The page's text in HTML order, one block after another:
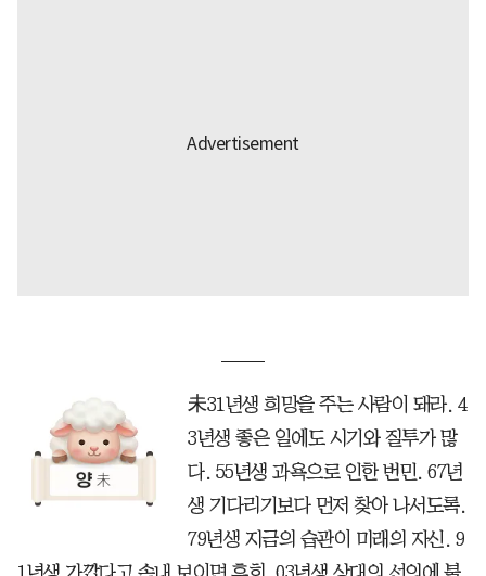
未31년생 희망을 주는 사람이 돼라. 4
3년생 좋은 일에도 시기와 질투가 많
다. 55년생 과욕으로 인한 번민. 67년
생 기다리기보다 먼저 찾아 나서도록.
79년생 지금의 습관이 미래의 자신. 9